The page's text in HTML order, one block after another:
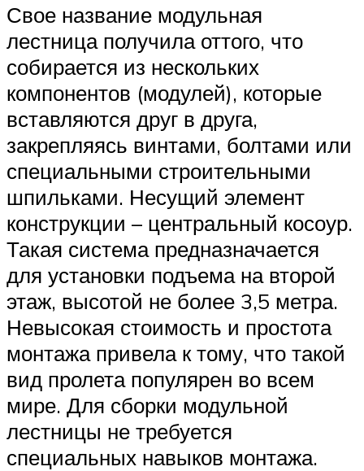
Свое название модульная
лестница получила оттого, что
собирается из нескольких
компонентов (модулей), которые
вставляются друг в друга,
закрепляясь винтами, болтами или
специальными строительными
шпильками. Несущий элемент
конструкции – центральный косоур.
Такая система предназначается
для установки подъема на второй
этаж, высотой не более 3,5 метра.
Невысокая стоимость и простота
монтажа привела к тому, что такой
вид пролета популярен во всем
мире. Для сборки модульной
лестницы не требуется
специальных навыков монтажа.